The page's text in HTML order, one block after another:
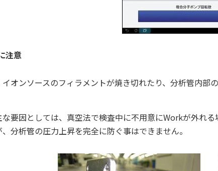
注意
オンソースのフィラメントが焼き切れたり、分析管内部
要因としては、真空法で検査中に不用意にWorkが外れ
分析管の圧力上昇を完全に防ぐ事はできません。